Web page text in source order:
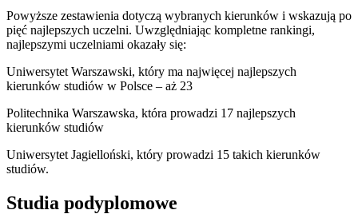
Powyższe zestawienia dotyczą wybranych kierunków i wskazują po
pięć najlepszych uczelni. Uwzględniając kompletne rankingi,
najlepszymi uczelniami okazały się:
Uniwersytet Warszawski, który ma najwięcej najlepszych
kierunków studiów w Polsce – aż 23
Politechnika Warszawska, która prowadzi 17 najlepszych
kierunków studiów
Uniwersytet Jagielloński, który prowadzi 15 takich kierunków
studiów.
Studia podyplomowe